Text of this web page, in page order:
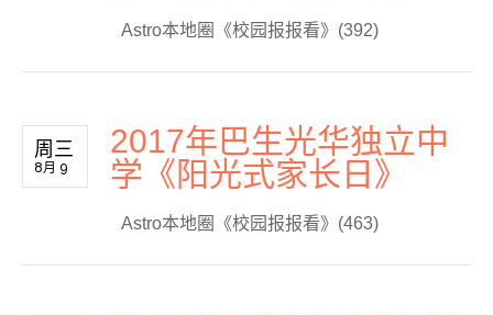
Astro本地圈《校园报报看》(392)
周三
8月 9
2017年巴生光华独立中
学《阳光式家长日》
Astro本地圈《校园报报看》(463)